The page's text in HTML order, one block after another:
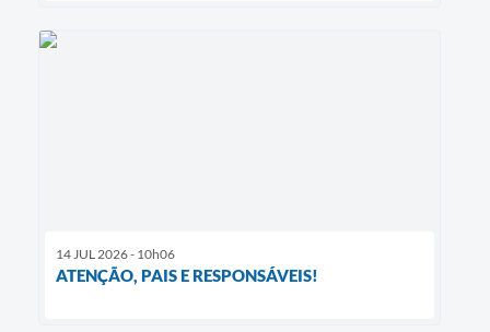
14 JUL 2026 - 10h06
ATENÇÃO, PAIS E RESPONSÁVEIS!